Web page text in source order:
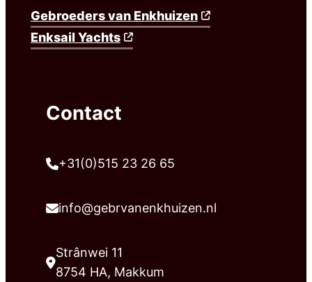
Gebroeders van Enkhuizen
Enksail Yachts
Contact
+31(0)515 23 26 65
info@gebrvanenkhuizen.nl
Strânwei 11
8754 HA, Makkum